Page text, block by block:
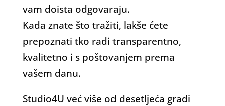
vam doista odgovaraju.
Kada znate što tražiti, lakše ćete
prepoznati tko radi transparentno,
kvalitetno i s poštovanjem prema
vašem danu.
Studio4U već više od desetljeća gradi